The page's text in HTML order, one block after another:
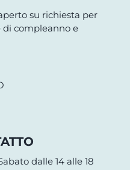
su richiesta per
di compleanno e
dalle 14 alle 18